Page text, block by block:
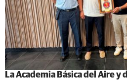
La Academia Básica del Aire y